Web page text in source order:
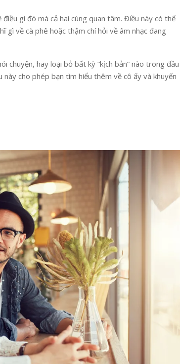
gì đó mà cả hai cùng quan tâm. Điều này có thể
gì về cà phê hoặc thậm chí hỏi về âm nhạc đang
chuyện, hãy loại bỏ bất kỳ “kịch bản” nào trong đầu
cho phép bạn tìm hiểu thêm về cô ấy và khuyến